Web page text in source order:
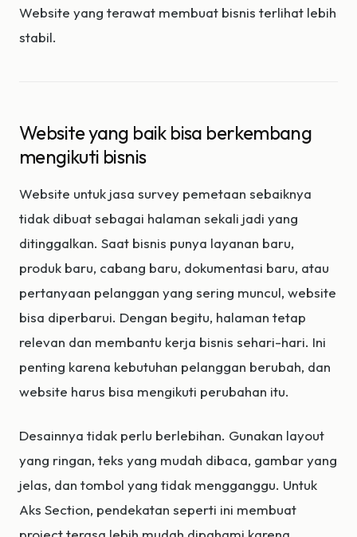
Website yang terawat membuat bisnis terlihat lebih
stabil.
Website yang baik bisa berkembang
mengikuti bisnis
Website untuk jasa survey pemetaan sebaiknya
tidak dibuat sebagai halaman sekali jadi yang
ditinggalkan. Saat bisnis punya layanan baru,
produk baru, cabang baru, dokumentasi baru, atau
pertanyaan pelanggan yang sering muncul, website
bisa diperbarui. Dengan begitu, halaman tetap
relevan dan membantu kerja bisnis sehari-hari. Ini
penting karena kebutuhan pelanggan berubah, dan
website harus bisa mengikuti perubahan itu.
Desainnya tidak perlu berlebihan. Gunakan layout
yang ringan, teks yang mudah dibaca, gambar yang
jelas, dan tombol yang tidak mengganggu. Untuk
Aks Section, pendekatan seperti ini membuat